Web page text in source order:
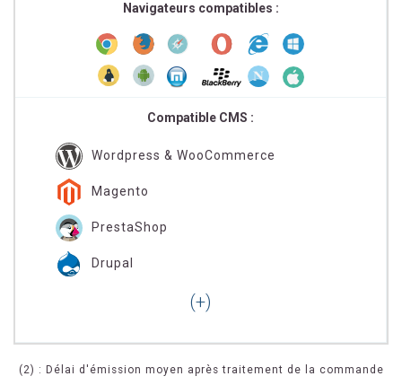
Navigateurs compatibles :
Compatible CMS :
Wordpress & WooCommerce
Magento
PrestaShop
Drupal
(2) : Délai d'émission moyen après traitement de la commande